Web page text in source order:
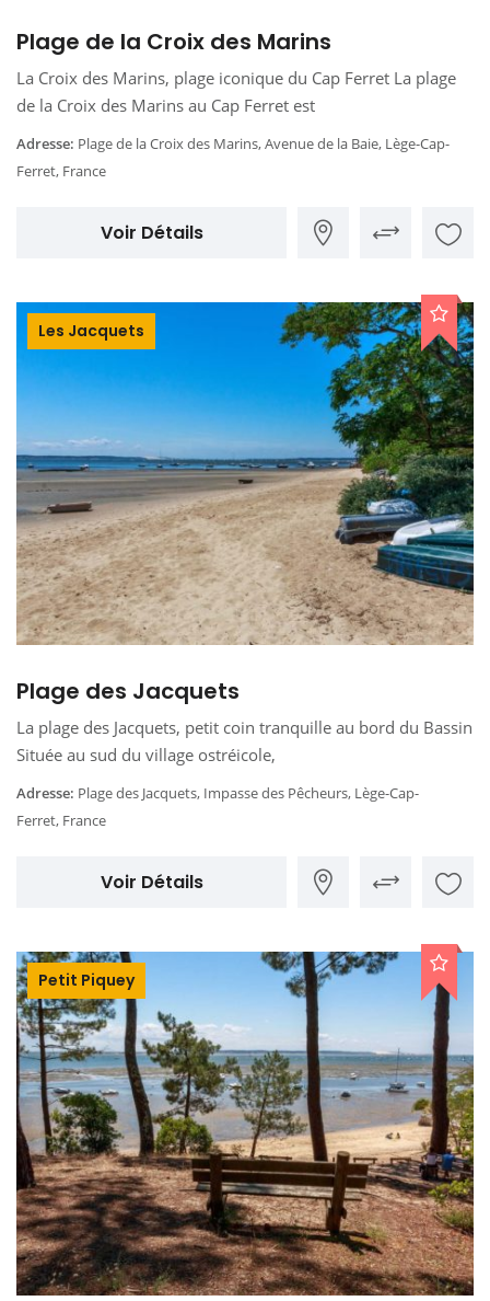
Plage de la Croix des Marins
La Croix des Marins, plage iconique du Cap Ferret La plage
de la Croix des Marins au Cap Ferret est
Adresse: Plage de la Croix des Marins, Avenue de la Baie, Lège-Cap-
Ferret, France
Voir Détails
Les Jacquets
Plage des Jacquets
La plage des Jacquets, petit coin tranquille au bord du Bassin
Située au sud du village ostréicole,
Adresse: Plage des Jacquets, Impasse des Pêcheurs, Lège-Cap-
Ferret, France
Voir Détails
Petit Piquey